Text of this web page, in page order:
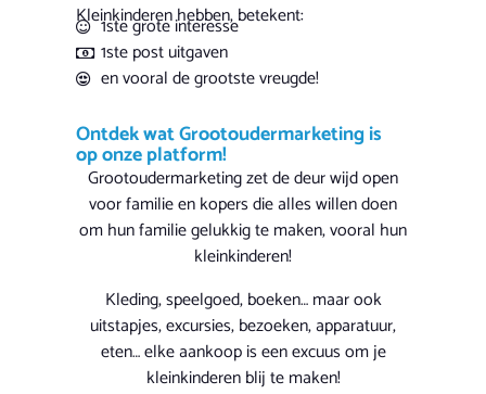
Kleinkinderen hebben, betekent:
1ste grote interesse
1ste post uitgaven
en vooral de grootste vreugde!
Ontdek wat Grootoudermarketing is
op onze platform!
Grootoudermarketing zet de deur wijd open
voor familie en kopers die alles willen doen
om hun familie gelukkig te maken, vooral hun
kleinkinderen!
Kleding, speelgoed, boeken… maar ook
uitstapjes, excursies, bezoeken, apparatuur,
eten… elke aankoop is een excuus om je
kleinkinderen blij te maken!